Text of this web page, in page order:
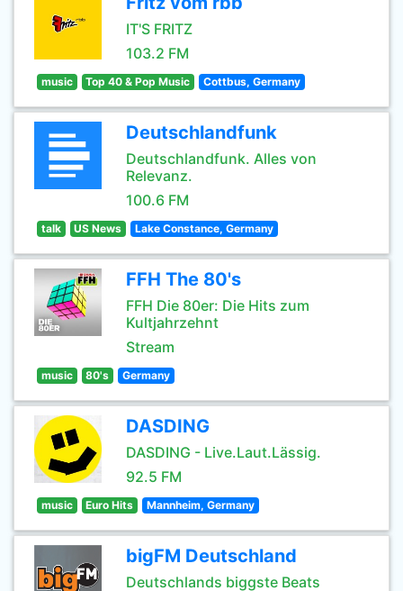
IT'S FRITZ
103.2 FM
music Top 40 & Pop Music Cottbus, Germany
Deutschlandfunk
Deutschlandfunk. Alles von
Relevanz.
100.6 FM
talk US News Lake Constance, Germany
FFH The 80's
FFH Die 80er: Die Hits zum
Kultjahrzehnt
Stream
music 80's Germany
DASDING
DASDING - Live.Laut.Lässig.
92.5 FM
music Euro Hits Mannheim, Germany
bigFM Deutschland
Deutschlands biggste Beats